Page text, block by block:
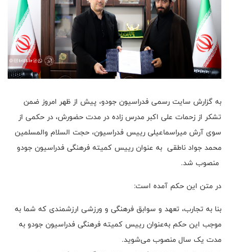
به گزارش سایت رسمی فدراسیون جودو، پیش از ظهر امروز ضمن
تشکر از زحمات علی اکبر مدرس زاده در مدت حضورش، در حکمی از
سوی آرش میراسماعیلی رییس فدراسیون، حجت السلام والمسلمین
محمد جواد ناطقی به عنوان رییس کمیته فرهنگی فدراسیون جودو
منصوب شد.
در متن این حکم آمده است:
بنا به تجارب، تعهد و سوابق فرهنگی و ورزشی ارزشمندی که شما به
موجب این حکم به‌عنوان رییس کمیته فرهنگی فدراسیون جودو به
مدت یک سال منصوب می‌شوید.